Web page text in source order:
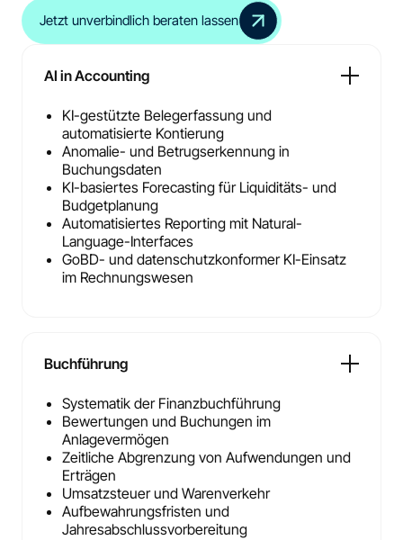
Jetzt unverbindlich beraten lassen
AI in Accounting
KI-gestützte Belegerfassung und
automatisierte Kontierung
Anomalie- und Betrugserkennung in
Buchungsdaten
KI-basiertes Forecasting für Liquiditäts- und
Budgetplanung
Automatisiertes Reporting mit Natural-
Language-Interfaces
GoBD- und datenschutzkonformer KI-Einsatz
im Rechnungswesen
Buchführung
Systematik der Finanzbuchführung
Bewertungen und Buchungen im
Anlagevermögen
Zeitliche Abgrenzung von Aufwendungen und
Erträgen
Umsatzsteuer und Warenverkehr
Aufbewahrungsfristen und
Jahresabschlussvorbereitung